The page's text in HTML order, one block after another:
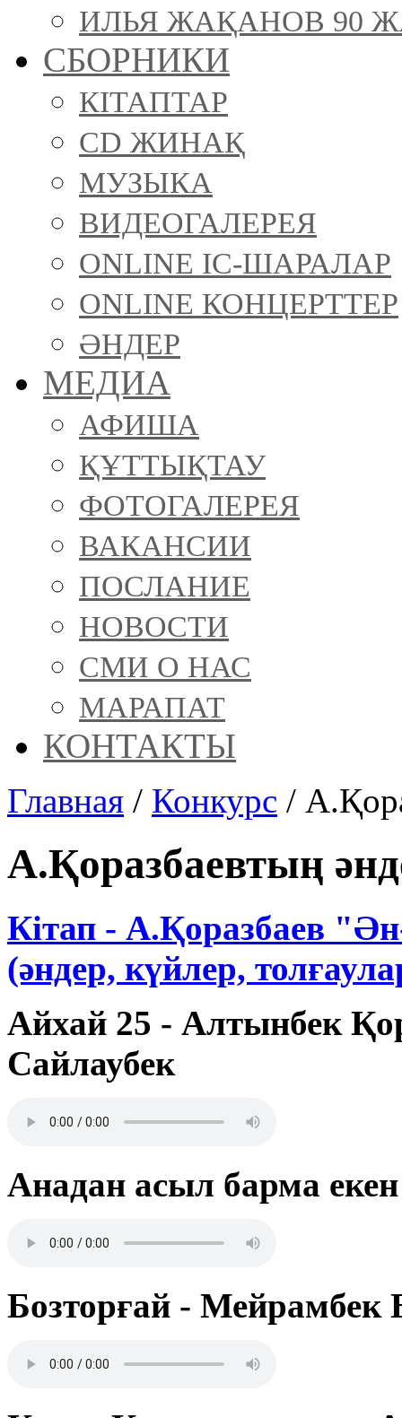
ИЛЬЯ ЖАҚАНОВ 90
СБОРНИКИ
КІТАПТАР
CD ЖИНАҚ
МУЗЫКА
ВИДЕОГАЛЕРЕЯ
ONLINE ІС-ШАРАЛАР
ONLINE КОНЦЕРТТЕР
ӘНДЕР
МЕДИА
АФИША
ҚҰТТЫҚТАУ
ФОТОГАЛЕРЕЯ
ВАКАНСИИ
ПОСЛАНИЕ
НОВОСТИ
СМИ О НАС
МАРАПАТ
КОНТАКТЫ
Главная / Конкурс /
А.Қоразбаевтың
Кітап - А.Қоразбаев
(әндер, күйлер,
Айхай 25 - Алтынбек
Сайлаубек
Анадан асыл барма екен
Бозторғай - Мейрамбек